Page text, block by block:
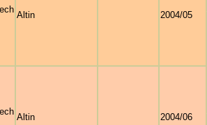
Altin 2004/05
Altin 2004/06